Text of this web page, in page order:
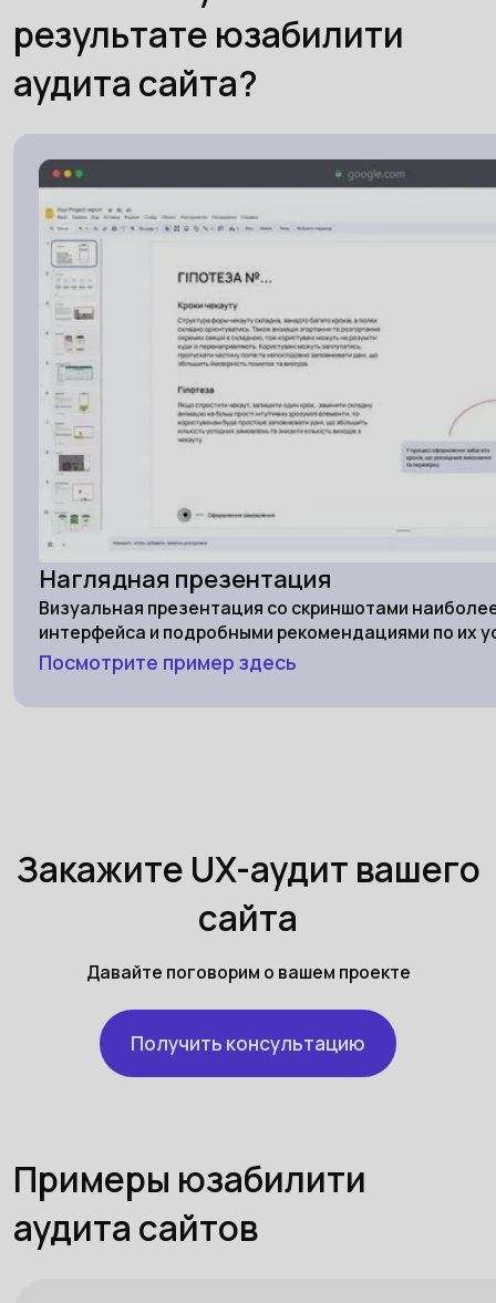
результате юзабилити
аудита сайта?
Наглядная презентация
Визуальная презентация со скриншотами
интерфейса и подробными рекомендациями по их
Посмотрите пример здесь
Закажите UX-аудит вашего
сайта
Давайте поговорим о вашем проекте
Получить консультацию
Примеры юзабилити
аудита сайтов